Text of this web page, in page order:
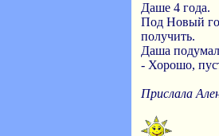
Даше 4 года.
Под Новый
получить.
Даша
- Хорошо,
Прислала